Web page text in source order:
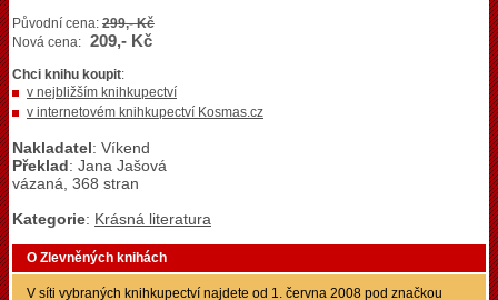
Původní cena: 299,- Kč
Nová cena: 209,- Kč
Chci knihu koupit:
v nejbližším knihkupectví
v internetovém knihkupectví Kosmas.cz
Nakladatel: Víkend
Překlad: Jana Jašová
vázaná, 368 stran
Kategorie: Krásná literatura
O Zlevněných knihách
V síti vybraných knihkupectví najdete od 1. června 2008 pod značkou